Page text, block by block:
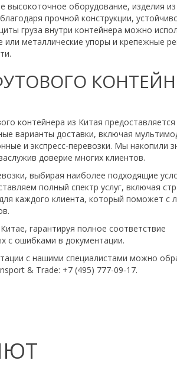
высокоточное оборудование, изделия из
прочной конструкции,
груза внутри контейнера можно
металлические упоры и крепежные
контейнера из Китая предоставляется
варианты доставки, включая
и экспресс-перевозки. Мы накопили
доверие многих клиентов.
выбирая наиболее подходящие
полный спектр услуг, включая
каждого клиента, который поможет с
гарантируя полное соответствие
с ошибками в документации.
с нашими специалистами можно
& Trade: +7 (495) 777-09-17.